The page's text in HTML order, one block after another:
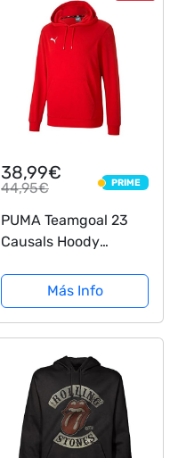
38,99€
44,95€ PRIME
PRIME
PUMA Teamgoal 23
Causals Hoody
Puma Red, L
Más Info